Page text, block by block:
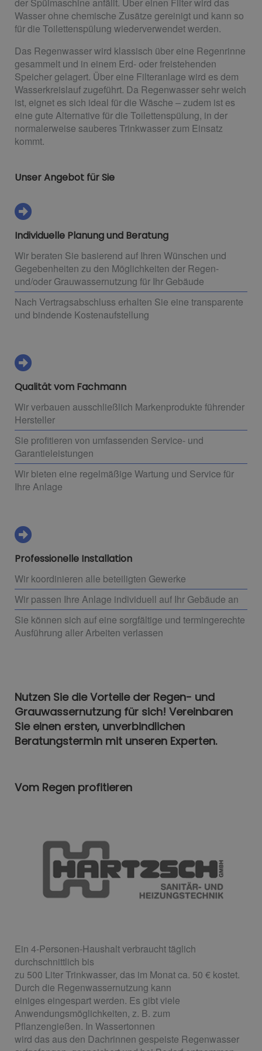
der Spülmaschine anfällt. Über einen Filter wird das
Wasser ohne chemische Zusätze gereinigt und kann so
für die Toilettenspülung wiederverwendet werden.
Das Regenwasser wird klassisch über eine Regenrinne
gesammelt und in einem Erd- oder freistehenden
Speicher gelagert. Über eine Filteranlage wird es dem
Wasserkreislauf zugeführt. Da Regenwasser sehr weich
ist, eignet es sich ideal für die Wäsche – zudem ist es
eine gute Alternative für die Toilettenspülung, in der
normalerweise sauberes Trinkwasser zum Einsatz
kommt.
Unser Angebot für Sie
Individuelle Planung und Beratung
Wir beraten Sie basierend auf Ihren Wünschen und
Gegebenheiten zu den Möglichkeiten der Regen-
und/oder Grauwassernutzung für Ihr Gebäude
Nach Vertragsabschluss erhalten Sie eine transparente
und bindende Kostenaufstellung
Qualität vom Fachmann
Wir verbauen ausschließlich Markenprodukte führender
Hersteller
Sie profitieren von umfassenden Service- und
Garantieleistungen
Wir bieten eine regelmäßige Wartung und Service für
Ihre Anlage
Professionelle Installation
Wir koordinieren alle beteiligten Gewerke
Wir passen Ihre Anlage individuell auf Ihr Gebäude an
Sie können sich auf eine sorgfältige und termingerechte
Ausführung aller Arbeiten verlassen
Nutzen Sie die Vorteile der Regen- und
Grauwassernutzung für sich! Vereinbaren
Sie einen ersten, unverbindlichen
Beratungstermin mit unseren Experten.
Vom Regen profitieren
Ein 4-Personen-Haushalt verbraucht täglich
durchschnittlich bis
zu 500 Liter Trinkwasser, das im Monat ca. 50 € kostet.
Durch die Regenwassernutzung kann
einiges eingespart werden. Es gibt viele
Anwendungsmöglichkeiten, z. B. zum
Pflanzengießen. In Wassertonnen
wird das aus den Dachrinnen gespeiste Regenwasser